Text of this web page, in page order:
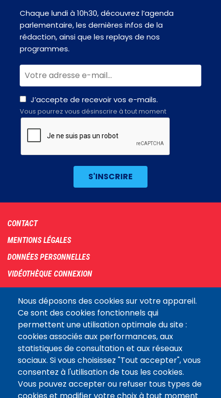
Nous déposons des cookies sur votre appareil.
Ce sont des cookies fonctionnels qui
permettent une utilisation optimale du site :
cookies associés aux performances, aux
statistiques de consultation et aux réseaux
sociaux. Si vous choisissez "Tout accepter", vous
consentez à l'utilisation de tous les cookies.
Vous pouvez accepter ou refuser tous types de
Chaque lundi à 10h30, découvrez l’agenda
parlementaire, les dernières infos de la
rédaction, ainsi que les replays de nos
programmes.
J’accepte de recevoir vos e-mails.
Vous pourrez vous désinscrire à tout moment
Footer
menu
CONTACT
MENTIONS LÉGALES
DONNÉES PERSONNELLES
VIDÉOTHÈQUE CONNEXION
COOKIES
Assemblée
nationaleLE SITE DE L’ASSEMBLÉE NATIONALE
Suivez-nous